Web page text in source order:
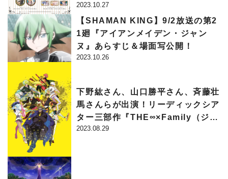
2023.10.27
【SHAMAN KING】9/2放送の第2
1廻『アイアンメイデン・ジャン
ヌ』あらすじ＆場面写公開！
2023.10.26
下野紘さん、山口勝平さん、斉藤壮
馬さんらが出演！リーディックシア
ター三部作『THE∞×Family（ジ・
エイトファミリー）』開催決定！
2023.08.29